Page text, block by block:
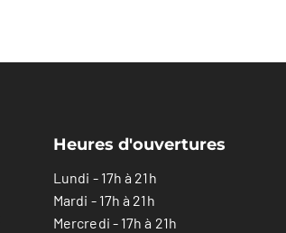
Heures d'ouvertures
Lundi - 17h à 21h
Mardi - 17h à 21h
Mercredi - 17h à 21h